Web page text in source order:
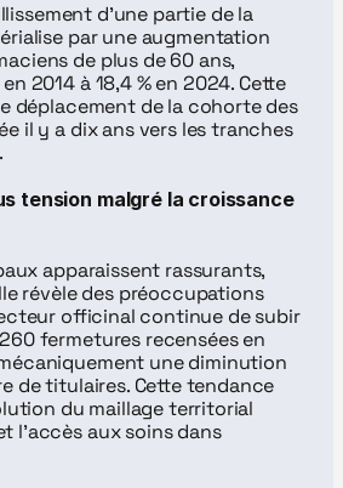
d’une partie de la
par une augmentation
de plus de 60 ans,
2014 à 18,4 % en 2024. Cette
déplacement de la cohorte des
il y a dix ans vers les tranches
tension malgré la croissance
apparaissent rassurants,
révèle des préoccupations
officinal continue de subir
fermetures recensées en
une diminution
de titulaires. Cette tendance
du maillage territorial
l’accès aux soins dans